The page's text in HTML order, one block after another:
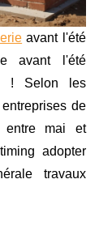
avant l'été
avant l'été
! Selon les
de
entre mai et
adopter
travaux